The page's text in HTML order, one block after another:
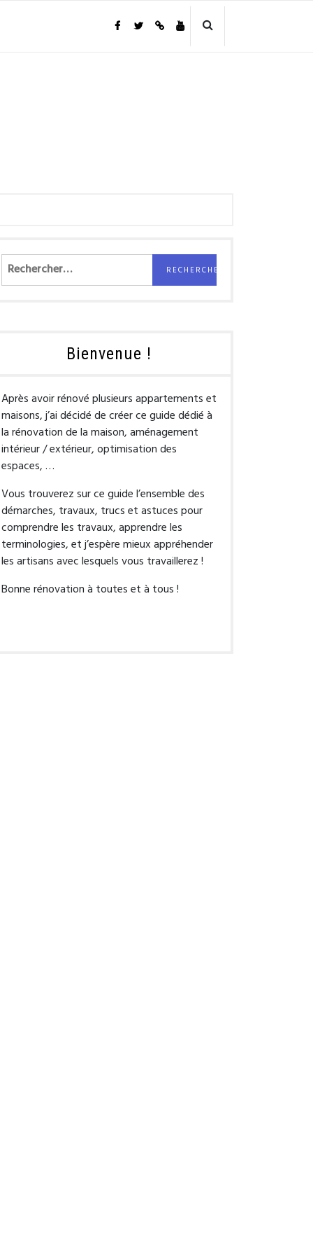
Rechercher :
Bienvenue !
Après avoir rénové plusieurs appartements et
maisons, j’ai décidé de créer ce guide dédié à
la rénovation de la maison, aménagement
intérieur / extérieur, optimisation des
espaces, …
Vous trouverez sur ce guide l’ensemble des
démarches, travaux, trucs et astuces pour
comprendre les travaux, apprendre les
terminologies, et j’espère mieux appréhender
les artisans avec lesquels vous travaillerez !
Bonne rénovation à toutes et à tous !